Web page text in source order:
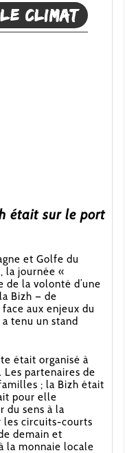
le climat
était sur le port
et Golfe du
la journée «
de la volonté d’une
Bizh — de
aux enjeux du
tenu un stand
était organisé à
partenaires de
; la Bizh était
pour elle
du sens à la
les circuits-courts
demain et
la monnaie locale